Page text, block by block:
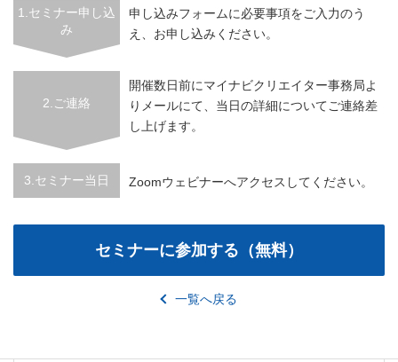
1.セミナー申し込
み
申し込みフォームに必要事項をご入力のう
え、お申し込みください。
2.ご連絡
開催数日前にマイナビクリエイター事務局よ
りメールにて、当日の詳細についてご連絡差
し上げます。
3.セミナー当日 Zoomウェビナーへアクセスしてください。
一覧へ戻る